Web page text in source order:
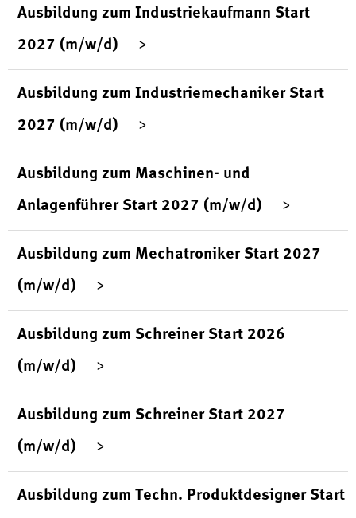
Ausbildung zum Industriekaufmann Start
2027 (m/w/d)
Ausbildung zum Industriemechaniker Start
2027 (m/w/d)
Ausbildung zum Maschinen- und
Anlagenführer Start 2027 (m/w/d)
Ausbildung zum Mechatroniker Start 2027
(m/w/d)
Ausbildung zum Schreiner Start 2026
(m/w/d)
Ausbildung zum Schreiner Start 2027
(m/w/d)
Ausbildung zum Techn. Produktdesigner Start